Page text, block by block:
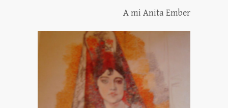
A mi Anita Ember